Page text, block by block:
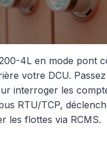
4L en mode pont
votre DCU.
interroger les
RTU/TCP,
les flottes via RCMS.